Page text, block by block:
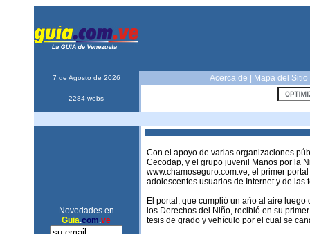
7 de Agosto de 2026 Acerca de Mapa del Sitio
2284 webs
Novedades en
Guia.com.ve
Con el apoyo de varias organizaciones
Cecodap, y el grupo juvenil Manos por la
www.chamoseguro.com.ve, el primer
adolescentes usuarios de Internet y de las
El portal, que cumplió un año al aire
los Derechos del Niño, recibió en su
tesis de grado y vehículo por el cual se